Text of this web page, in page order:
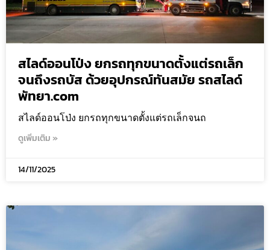
สไลด์ออนโป่ง ยกรถทุกขนาดตั้งแต่รถเล็ก
จนถึงรถบัส ด้วยอุปกรณ์ทันสมัย รถสไลด์
พัทยา.com
สไลด์ออนโป่ง ยกรถทุกขนาดตั้งแต่รถเล็กจนถ
ดูเพิ่มเติม »
14/11/2025